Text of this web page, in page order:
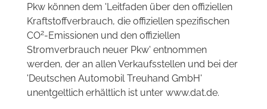
Pkw können dem 'Leitfaden über den offiziellen
Kraftstoffverbrauch, die offiziellen spezifischen
CO2-Emissionen und den offiziellen
Stromverbrauch neuer Pkw' entnommen
werden, der an allen Verkaufsstellen und bei der
'Deutschen Automobil Treuhand GmbH'
unentgeltlich erhältlich ist unter www.dat.de.